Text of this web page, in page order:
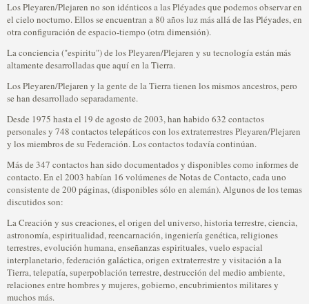
Los Pleyaren/Plejaren no son idénticos a las Pléyades que podemos observar en
el cielo nocturno. Ellos se encuentran a 80 años luz más allá de las Pléyades, en
otra configuración de espacio-tiempo (otra dimensión).
La conciencia ("espiritu") de los Pleyaren/Plejaren y su tecnología están más
altamente desarrolladas que aquí en la Tierra.
Los Pleyaren/Plejaren y la gente de la Tierra tienen los mismos ancestros, pero
se han desarrollado separadamente.
Desde 1975 hasta el 19 de agosto de 2003, han habido 632 contactos
personales y 748 contactos telepáticos con los extraterrestres Pleyaren/Plejaren
y los miembros de su Federación. Los contactos todavía continúan.
Más de 347 contactos han sido documentados y disponibles como informes de
contacto. En el 2003 habían 16 volúmenes de Notas de Contacto, cada uno
consistente de 200 páginas, (disponibles sólo en alemán). Algunos de los temas
discutidos son:
La Creación y sus creaciones, el origen del universo, historia terrestre, ciencia,
astronomía, espiritualidad, reencarnación, ingeniería genética, religiones
terrestres, evolución humana, enseñanzas espirituales, vuelo espacial
interplanetario, federación galáctica, origen extraterrestre y visitación a la
Tierra, telepatía, superpoblación terrestre, destrucción del medio ambiente,
relaciones entre hombres y mujeres, gobierno, encubrimientos militares y
muchos más.